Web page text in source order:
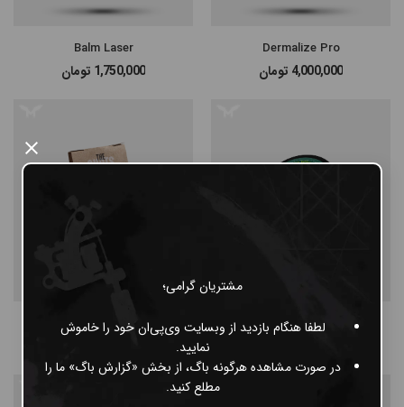
مشتریان گرامی؛
لطفا هنگام بازدید از وبسایت وی‌پی‌ان خود را خاموش
نمایید.
در صورت مشاهده هرگونه باگ، از بخش «گزارش باگ» ما را
مطلع کنید.
×
Dermalize Pro
4,000,000 تومان
Balm Laser
1,750,000 تومان
Biotat Butter
Balm Mini Pack
20%